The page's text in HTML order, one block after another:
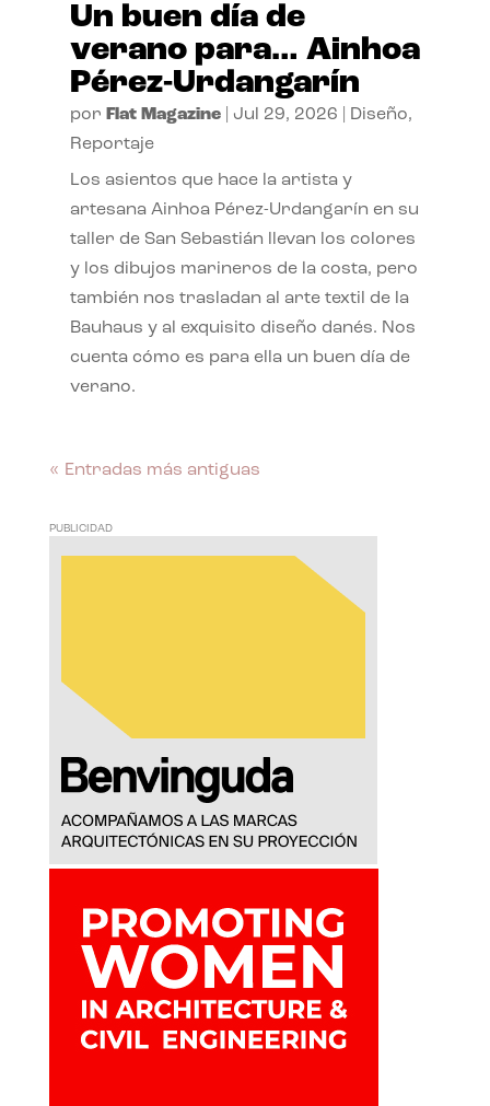
Un buen día de
verano para… Ainhoa
Pérez-Urdangarín
por Flat Magazine| Jul 29, 2026 Diseño,
Reportaje
Los asientos que hace la artista y
artesana Ainhoa Pérez-Urdangarín en su
taller de San Sebastián llevan los colores
y los dibujos marineros de la costa, pero
también nos trasladan al arte textil de la
Bauhaus y al exquisito diseño danés. Nos
cuenta cómo es para ella un buen día de
verano.
« Entradas más antiguas
PUBLICIDAD